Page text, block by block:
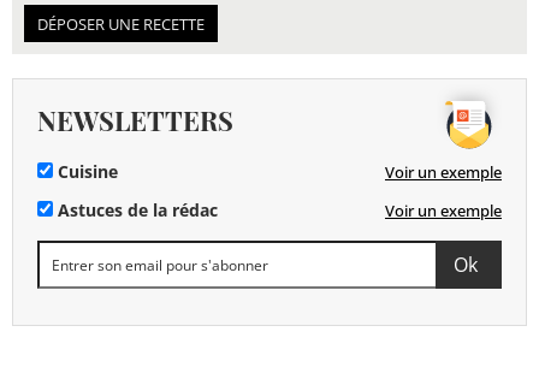
DÉPOSER UNE RECETTE
NEWSLETTERS
Cuisine Voir un exemple
Astuces de la rédac Voir un exemple